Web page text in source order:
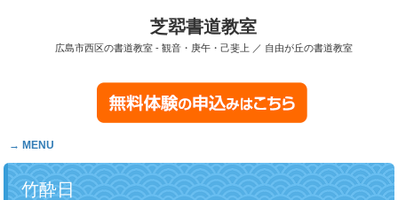
芝翆書道教室
広島市西区の書道教室 - 観音・庚午・己斐上 ／ 自由が丘の書道教室
MENU
竹酔日